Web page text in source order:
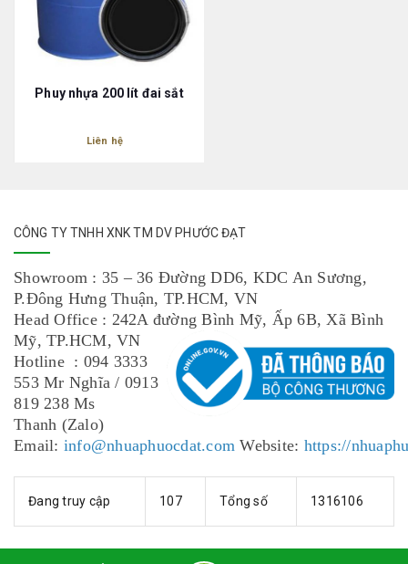
Phuy nhựa 200 lít đai sắt
Liên hệ
CÔNG TY TNHH XNK TM DV PHƯỚC ĐẠT
Showroom : 35 – 36 Đường DD6, KDC An Sương,
P.Đông Hưng Thuận, TP.HCM, VN
Head Office : 242A đường Bình Mỹ, Ấp 6B, Xã Bình
Mỹ, TP.HCM, VN
Hotline : 094 3333
553 Mr Nghĩa / 0913
819 238 Ms
Thanh (Zalo)
Email: info@nhuaphuocdat.comWebsite: https://
Đang truy cập 107 Tổng số 1316106